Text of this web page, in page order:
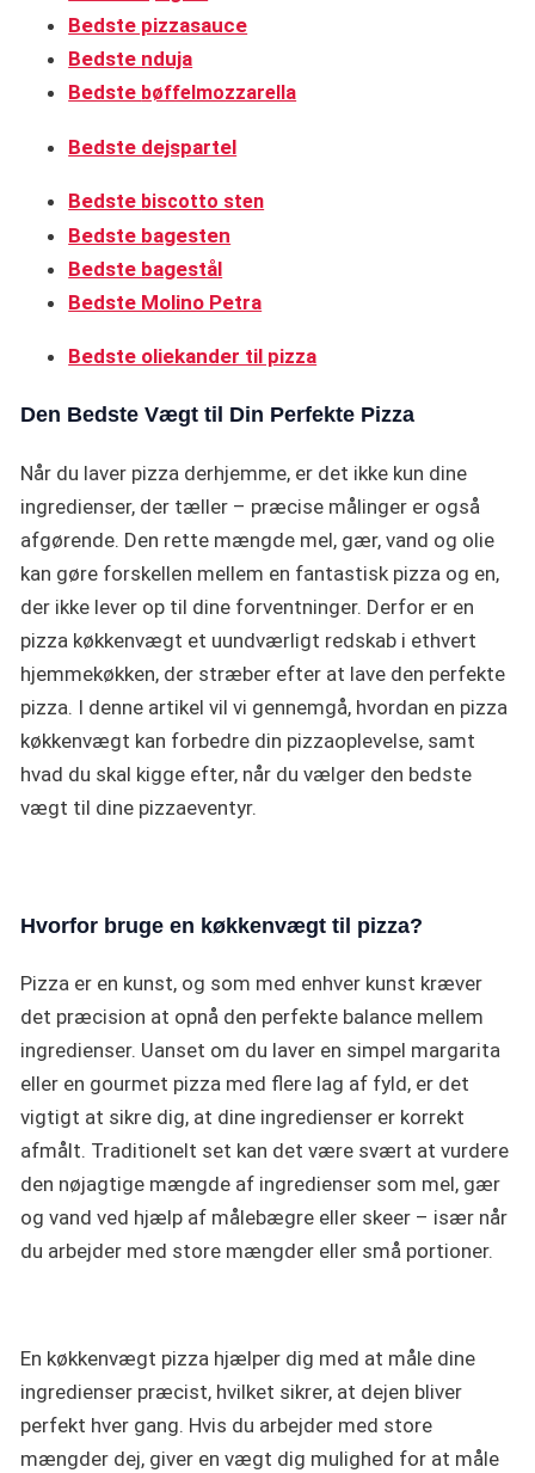
Bedste pizzasauce
Bedste nduja
Bedste bøffelmozzarella
Bedste dejspartel
Bedste biscotto sten
Bedste bagesten
Bedste bagestål
Bedste Molino Petra
Bedste oliekander til pizza
Den Bedste Vægt til Din Perfekte Pizza
Når du laver pizza derhjemme, er det ikke kun dine
ingredienser, der tæller – præcise målinger er også
afgørende. Den rette mængde mel, gær, vand og olie
kan gøre forskellen mellem en fantastisk pizza og en,
der ikke lever op til dine forventninger. Derfor er en
pizza køkkenvægt et uundværligt redskab i ethvert
hjemmekøkken, der stræber efter at lave den perfekte
pizza. I denne artikel vil vi gennemgå, hvordan en pizza
køkkenvægt kan forbedre din pizzaoplevelse, samt
hvad du skal kigge efter, når du vælger den bedste
vægt til dine pizzaeventyr.
Hvorfor bruge en køkkenvægt til pizza?
Pizza er en kunst, og som med enhver kunst kræver
det præcision at opnå den perfekte balance mellem
ingredienser. Uanset om du laver en simpel margarita
eller en gourmet pizza med flere lag af fyld, er det
vigtigt at sikre dig, at dine ingredienser er korrekt
afmålt. Traditionelt set kan det være svært at vurdere
den nøjagtige mængde af ingredienser som mel, gær
og vand ved hjælp af målebægre eller skeer – især når
du arbejder med store mængder eller små portioner.
En køkkenvægt pizza hjælper dig med at måle dine
ingredienser præcist, hvilket sikrer, at dejen bliver
perfekt hver gang. Hvis du arbejder med store
mængder dej, giver en vægt dig mulighed for at måle